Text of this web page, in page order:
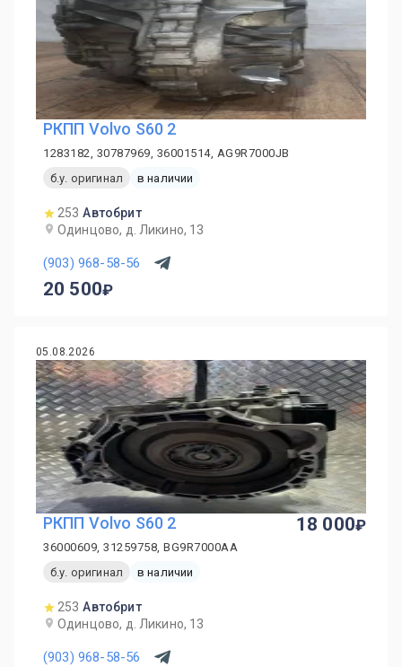
PКПП Volvo S60 2
1283182, 30787969, 36001514, AG9R7000JB
б.у. оригинал
в наличии
253 Автобрит
Одинцово, д. Ликино, 13
(903) 968-58-56
20 500
05.08.2026
PКПП Volvo S60 2
36000609, 31259758, BG9R7000AA
б.у. оригинал
в наличии
253 Автобрит
Одинцово, д. Ликино, 13
(903) 968-58-56
18 000